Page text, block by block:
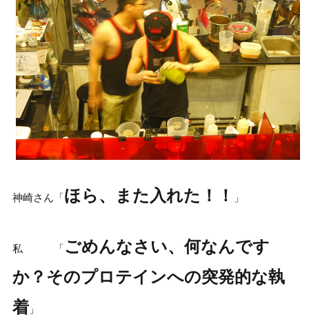
神崎さん「ほら、また入れた！！ 」
私 「ごめんなさい、何なんです
か？そのプロテインへの突発的な執
着」